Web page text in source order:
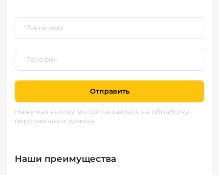
Отправить
Нажимая кнопку вы соглашаетесь на обработку
персональных данных
Наши преимущества